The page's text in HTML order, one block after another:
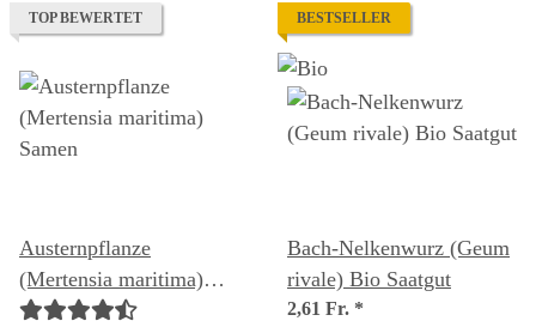
TOP BEWERTET
Austernpflanze
(Mertensia maritima)
Samen
BESTSELLER
Bach-Nelkenwurz (Geum
rivale) Bio Saatgut
2,61 Fr. *